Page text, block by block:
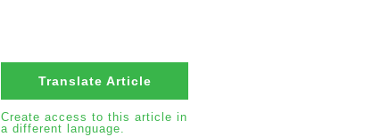
Translate Article
Create access to this article in
a different language.